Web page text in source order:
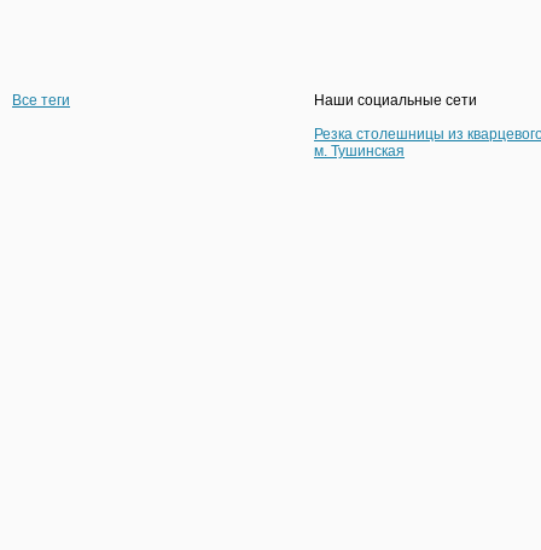
Все теги
Наши социальные сети
Резка столешницы из
м. Тушинская